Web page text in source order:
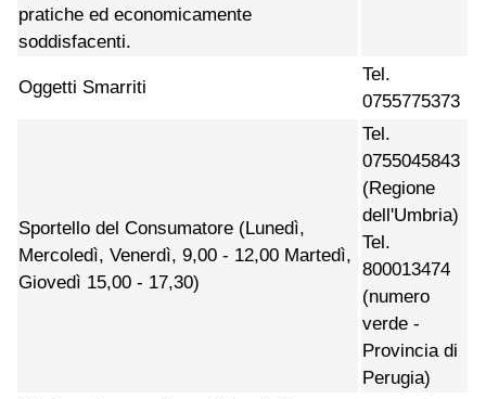
pratiche ed economicamente
soddisfacenti.
Oggetti Smarriti
Tel.
0755775373
Sportello del Consumatore (Lunedì,
Mercoledì, Venerdì, 9,00 - 12,00 Martedì,
Giovedì 15,00 - 17,30)
Tel.
0755045843
(Regione
dell'Umbria)
Tel.
800013474
(numero
verde -
Provincia di
Perugia)